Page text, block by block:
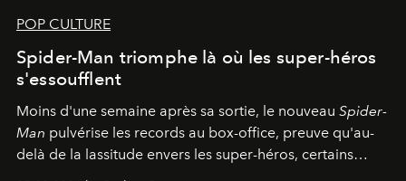
POP CULTURE
Spider-Man triomphe là où les super-héros
s'essoufflent
Moins d'une semaine après sa sortie, le nouveau Spider-
Man pulvérise les records au box-office, preuve qu'au-
delà de la lassitude envers les super-héros, certains